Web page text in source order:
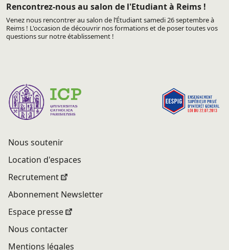
Rencontrez-nous au salon de l'Etudiant à Reims !
Venez nous rencontrer au salon de l’Étudiant samedi 26 septembre à
Reims ! L'occasion de découvrir nos formations et de poser toutes vos
questions sur notre établissement !
Nous soutenir
Location d'espaces
Recrutement
Abonnement Newsletter
Espace presse
Nous contacter
Mentions légales